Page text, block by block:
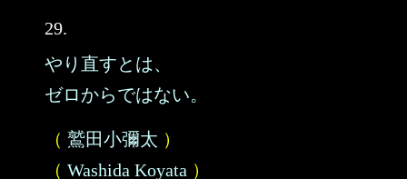
29.
やり直すとは、
ゼロからではない。
（ 鷲田小彌太 ）
（ Washida Koyata ）